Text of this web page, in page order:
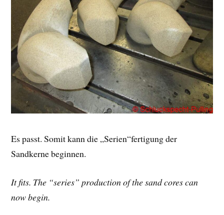
Es passt. Somit kann die „Serien“fertigung der
Sandkerne beginnen.
It fits. The “series” production of the sand cores can
now begin.